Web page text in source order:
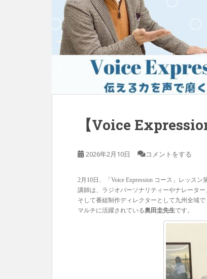
【Voice
2026年2月10日 コメントをする
2月10日、「Voice Expression コース」レッスン
講師は、ラジオパーソナリティーやナレーター
そして番組制作ディレクターとして九州全域で
マルチに活躍されている奥田圭先生です。